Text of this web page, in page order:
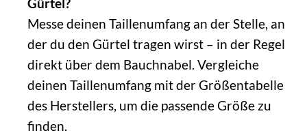
Gürtel?
Messe deinen Taillenumfang an der Stelle, an
der du den Gürtel tragen wirst – in der Regel
direkt über dem Bauchnabel. Vergleiche
deinen Taillenumfang mit der Größentabelle
des Herstellers, um die passende Größe zu
finden.